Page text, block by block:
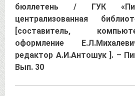
бюллетень / ГУК
централизованная
[составитель,
оформление
редактор А.И.Антошук ]. –
Вып. 30